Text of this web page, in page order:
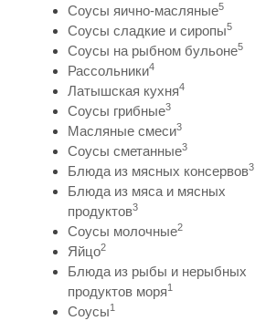
Соусы яично-масляные5
Соусы сладкие и сиропы5
Соусы на рыбном бульоне5
Рассольники4
Латышская кухня4
Соусы грибные3
Масляные смеси3
Соусы сметанные3
Блюда из мясных консервов3
Блюда из мяса и мясных
продуктов3
Соусы молочные2
Яйцо2
Блюда из рыбы и нерыбных
продуктов моря1
Соусы1